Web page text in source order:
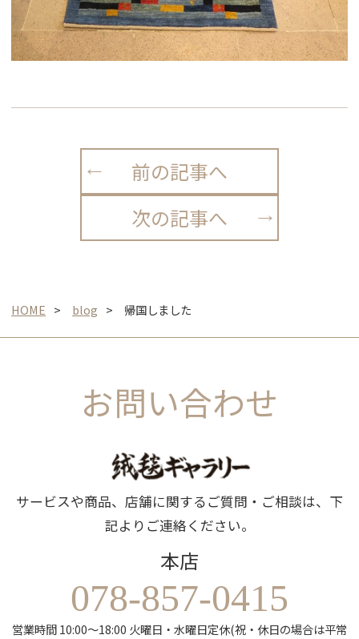
前の記事へ
次の記事へ
HOME blog 帰国しました
お問い合わせ
サービスや商品、店舗に関するご質問・ご相談は、下
記よりご連絡ください。
本店
078-857-0415
営業時間 10:00～18:00 火曜日・水曜日定休(祝・休日の場合は平常